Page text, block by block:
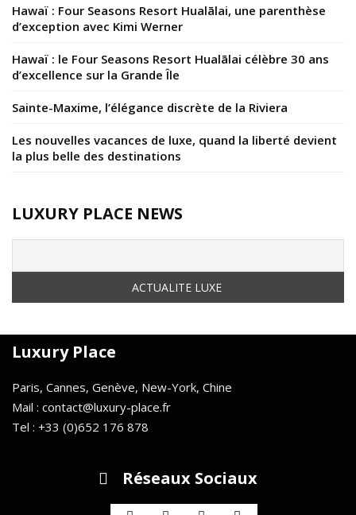
Hawaï : Four Seasons Resort Hualālai, une parenthèse
d’exception avec Kimi Werner
Hawaï : le Four Seasons Resort Hualālai célèbre 30 ans
d’excellence sur la Grande Île
Sainte-Maxime, l’élégance discrète de la Riviera
Les nouvelles vacances de luxe, quand la liberté devient
la plus belle des destinations
LUXURY PLACE NEWS
Luxury Place
Paris, Cannes, Genève, New-York, Chine
Mail : contact@luxury-place.fr
Tel : +33 (0)652 176 878
Réseaux Sociaux